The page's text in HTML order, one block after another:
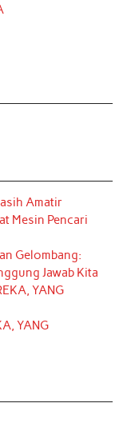
Amatir
Mesin Pencari
Gelombang:
Jawab Kita
YANG
YANG